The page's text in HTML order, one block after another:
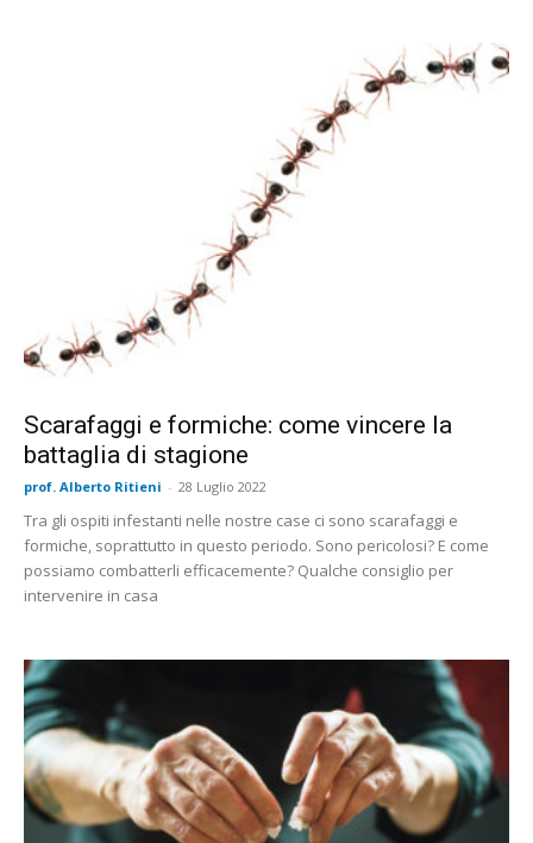
Scarafaggi e formiche: come vincere la
battaglia di stagione
prof. Alberto Ritieni - 28 Luglio 2022
Tra gli ospiti infestanti nelle nostre case ci sono scarafaggi e
formiche, soprattutto in questo periodo. Sono pericolosi? E come
possiamo combatterli efficacemente? Qualche consiglio per
intervenire in casa